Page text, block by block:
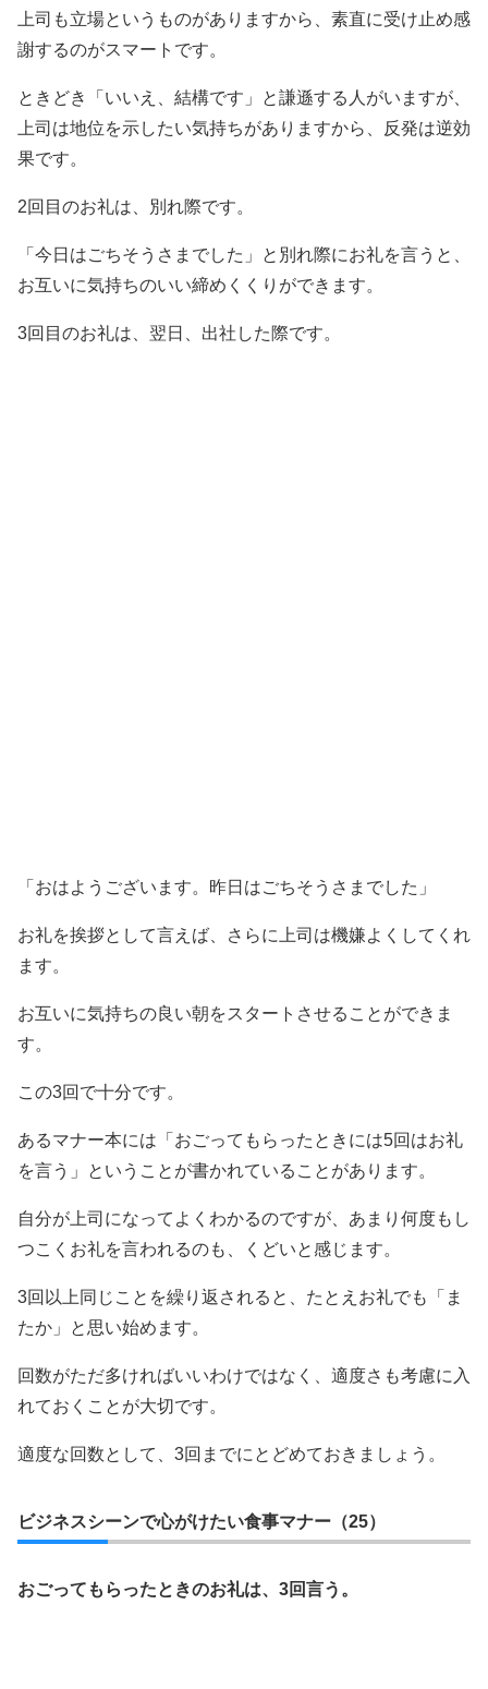
上司も立場というものがありますから、素直に受け止め感
謝するのがスマートです。
ときどき「いいえ、結構です」と謙遜する人がいますが、
上司は地位を示したい気持ちがありますから、反発は逆効
果です。
2回目のお礼は、別れ際です。
「今日はごちそうさまでした」と別れ際にお礼を言うと、
お互いに気持ちのいい締めくくりができます。
3回目のお礼は、翌日、出社した際です。
「おはようございます。昨日はごちそうさまでした」
お礼を挨拶として言えば、さらに上司は機嫌よくしてくれ
ます。
お互いに気持ちの良い朝をスタートさせることができま
す。
この3回で十分です。
あるマナー本には「おごってもらったときには5回はお礼
を言う」ということが書かれていることがあります。
自分が上司になってよくわかるのですが、あまり何度もし
つこくお礼を言われるのも、くどいと感じます。
3回以上同じことを繰り返されると、たとえお礼でも「ま
たか」と思い始めます。
回数がただ多ければいいわけではなく、適度さも考慮に入
れておくことが大切です。
適度な回数として、3回までにとどめておきましょう。
ビジネスシーンで心がけたい食事マナー（25）
おごってもらったときのお礼は、3回言う。